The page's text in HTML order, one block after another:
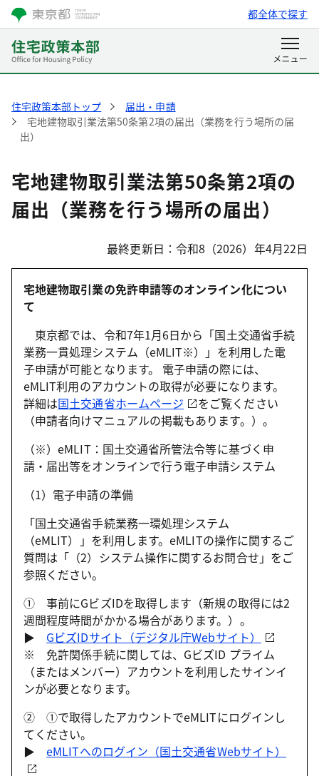
都全体で探す
住宅政策本部トップ
届出・申請
宅地建物取引業法第50条第2項の届出（業務を行う場所の届
出）
宅地建物取引業法第50条第2項の
届出（業務を行う場所の届出）
最終更新日：令和8（2026）年4月22日
宅地建物取引業の免許申請等のオンライン化につい
て
東京都では、令和7年1月6日から「国土交通省手続
業務一貫処理システム（eMLIT※）」を利用した電
子申請が可能となります。 電子申請の際には、
eMLIT利用のアカウントの取得が必要になります。
詳細は国土交通省ホームページ
をご覧ください
（申請者向けマニュアルの掲載もあります。）。
（※）eMLIT：国土交通省所管法令等に基づく申
請・届出等をオンラインで行う電子申請システム
（1）電子申請の準備
「国土交通省手続業務一環処理システム
（eMLIT）」を利用します。eMLITの操作に関するご
質問は「（2）システム操作に関するお問合せ」をご
参照ください。
① 事前にGビズIDを取得します（新規の取得には2
週間程度時間がかかる場合があります。）。
▶ GビズIDサイト（デジタル庁Webサイト）
※ 免許関係手続に関しては、GビズID プライム
（またはメンバー）アカウントを利用したサインイ
ンが必要となります。
② ①で取得したアカウントでeMLITにログインし
てください。
▶eMLITへのログイン（国土交通省Webサイト）